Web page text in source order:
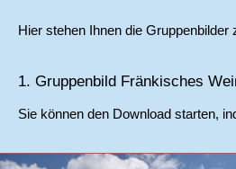
Hier stehen Ihnen die Gruppenbilder
1. Gruppenbild Fränkisches
Sie können den Download starten,